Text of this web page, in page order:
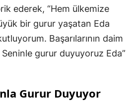
ederek, “Hem ülkemize
bir gurur yaşatan Eda
Başarılarının daim
Seninle gurur duyuyoruz Eda”
Gurur Duyuyor